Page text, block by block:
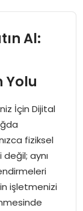
Al:
Yolu
İçin Dijital
fiziksel
aynı
işletmenizi